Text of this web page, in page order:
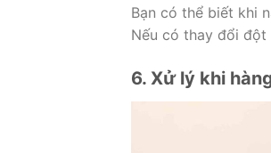
Bạn có thể biết khi
Nếu có thay đổi đột
6. Xử lý khi